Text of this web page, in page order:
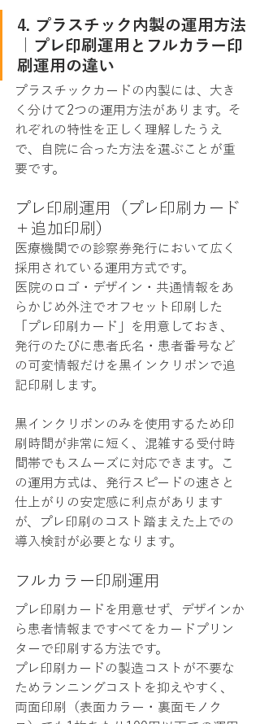
4. プラスチック内製の運用方法
｜プレ印刷運用とフルカラー印
刷運用の違い
プラスチックカードの内製には、大き
く分けて2つの運用方法があります。そ
れぞれの特性を正しく理解したうえ
で、自院に合った方法を選ぶことが重
要です。
プレ印刷運用（プレ印刷カード
＋追加印刷）
医療機関での診察券発行において広く
採用されている運用方式です。
医院のロゴ・デザイン・共通情報をあ
らかじめ外注でオフセット印刷した
「プレ印刷カード」を用意しておき、
発行のたびに患者氏名・患者番号など
の可変情報だけを黒インクリボンで追
記印刷します。
黒インクリボンのみを使用するため印
刷時間が非常に短く、混雑する受付時
間帯でもスムーズに対応できます。こ
の運用方式は、発行スピードの速さと
仕上がりの安定感に利点があります
が、プレ印刷のコスト踏まえた上での
導入検討が必要となります。
フルカラー印刷運用
プレ印刷カードを用意せず、デザインか
ら患者情報まですべてをカードプリン
ターで印刷する方法です。
プレ印刷カードの製造コストが不要な
ためランニングコストを抑えやすく、
両面印刷（表面カラー・裏面モノク